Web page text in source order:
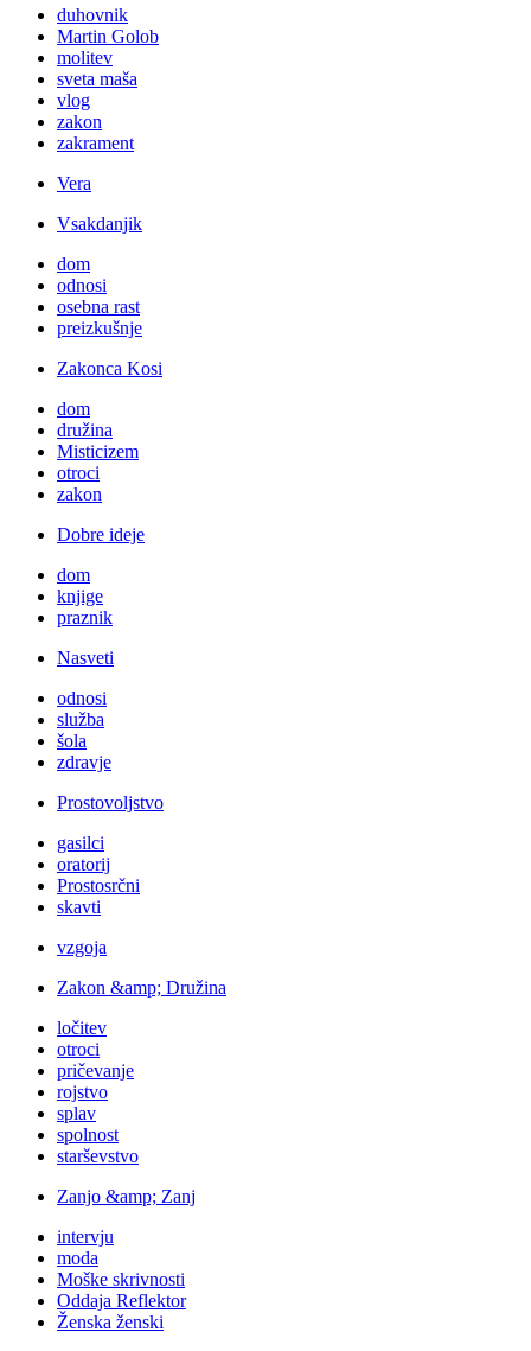
duhovnik
Martin Golob
molitev
sveta maša
vlog
zakon
zakrament
Vera
Vsakdanjik
dom
odnosi
osebna rast
preizkušnje
Zakonca Kosi
dom
družina
Misticizem
otroci
zakon
Dobre ideje
dom
knjige
praznik
Nasveti
odnosi
služba
šola
zdravje
Prostovoljstvo
gasilci
oratorij
Prostosrčni
skavti
vzgoja
Zakon &amp; Družina
ločitev
otroci
pričevanje
rojstvo
splav
spolnost
starševstvo
Zanjo &amp; Zanj
intervju
moda
Moške skrivnosti
Oddaja Reflektor
Ženska ženski